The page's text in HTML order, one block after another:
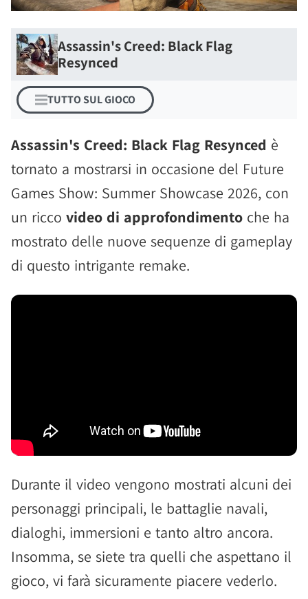
Assassin's Creed: Black Flag
Resynced
TUTTO SUL GIOCO
Assassin's Creed: Black Flag Resynced è
tornato a mostrarsi in occasione del Future
Games Show: Summer Showcase 2026, con
un ricco video di approfondimento che ha
mostrato delle nuove sequenze di gameplay
di questo intrigante remake.
Durante il video vengono mostrati alcuni dei
personaggi principali, le battaglie navali,
dialoghi, immersioni e tanto altro ancora.
Insomma, se siete tra quelli che aspettano il
gioco, vi farà sicuramente piacere vederlo.